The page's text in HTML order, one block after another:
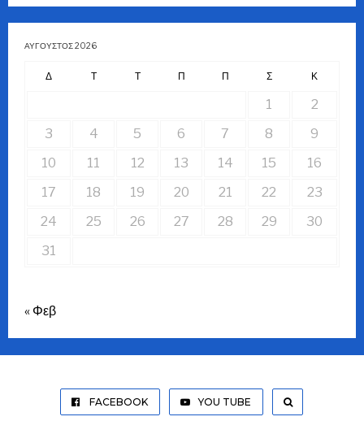
ΑΎΓΟΥΣΤΟΣ 2026
Δ Τ Τ Π Π Σ Κ
1
2
3
4 5 6 7 8
9
10
11 12 13 14 15
16
17
18 19 20 21 22
23
24
25 26 27 28 29
30
31
« Φεβ
FACEBOOK YOU TUBE